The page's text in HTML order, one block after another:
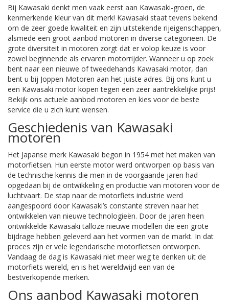
Bij Kawasaki denkt men vaak eerst aan Kawasaki-groen, de
kenmerkende kleur van dit merk! Kawasaki staat tevens bekend
om de zeer goede kwaliteit en zijn uitstekende rijeigenschappen,
alsmede een groot aanbod motoren in diverse categorieën. De
grote diversiteit in motoren zorgt dat er volop keuze is voor
zowel beginnende als ervaren motorrijder. Wanneer u op zoek
bent naar een nieuwe of tweedehands Kawasaki motor, dan
bent u bij Joppen Motoren aan het juiste adres. Bij ons kunt u
een Kawasaki motor kopen tegen een zeer aantrekkelijke prijs!
Bekijk ons actuele aanbod motoren en kies voor de beste
service die u zich kunt wensen.
Geschiedenis van Kawasaki
motoren
Het Japanse merk Kawasaki begon in 1954 met het maken van
motorfietsen. Hun eerste motor werd ontworpen op basis van
de technische kennis die men in de voorgaande jaren had
opgedaan bij de ontwikkeling en productie van motoren voor de
luchtvaart. De stap naar de motorfiets industrie werd
aangespoord door Kawasaki’s constante streven naar het
ontwikkelen van nieuwe technologieën. Door de jaren heen
ontwikkelde Kawasaki talloze nieuwe modellen die een grote
bijdrage hebben geleverd aan het vormen van de markt. In dat
proces zijn er vele legendarische motorfietsen ontworpen.
Vandaag de dag is Kawasaki niet meer weg te denken uit de
motorfiets wereld, en is het wereldwijd een van de
bestverkopende merken.
Ons aanbod Kawasaki motoren